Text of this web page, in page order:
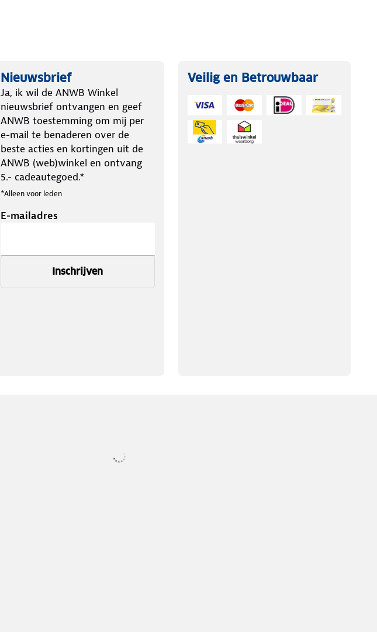
Nieuwsbrief
Ja, ik wil de ANWB Winkel
nieuwsbrief ontvangen en geef
ANWB toestemming om mij per
e-mail te benaderen over de
beste acties en kortingen uit de
ANWB (web)winkel en ontvang
5.- cadeautegoed.*
*Alleen voor leden
E-mailadres
Inschrijven
Veilig en Betrouwbaar